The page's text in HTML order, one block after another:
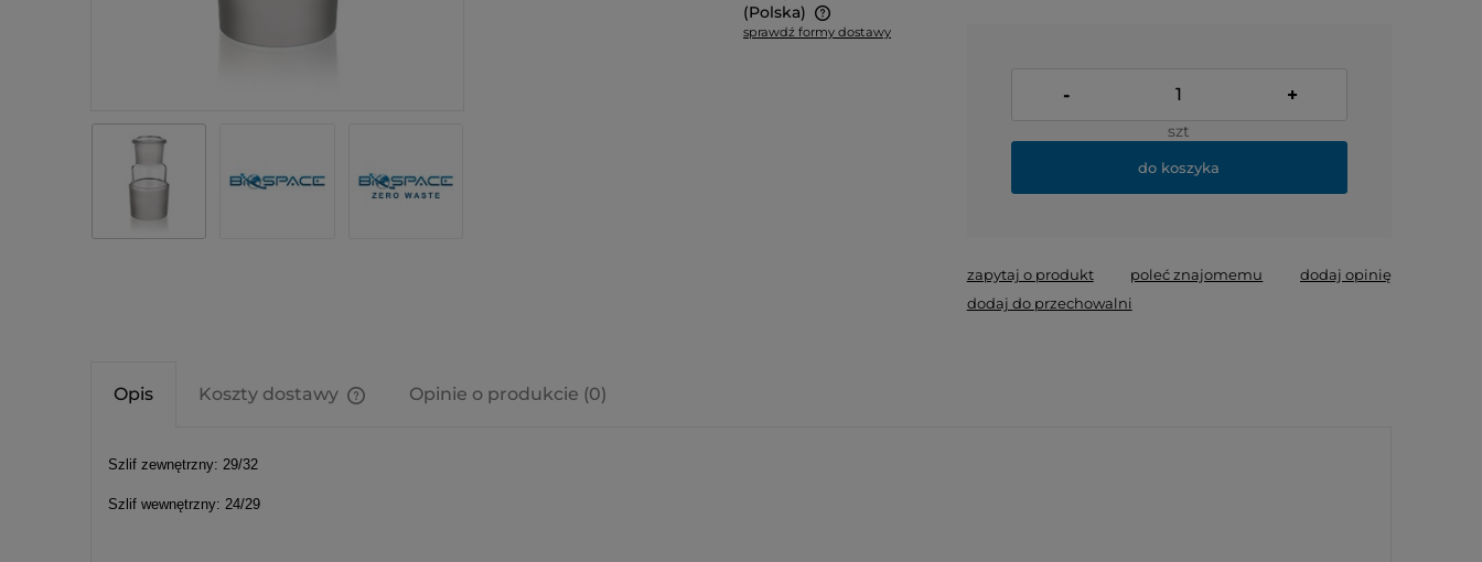
(Polska)
sprawdź formy dostawy
- +
szt
do koszyka
zapytaj o produkt poleć znajomemu
dodaj opinię
dodaj do przechowalni
Opis Koszty dostawy Opinie o produkcie (0)
Szlif zewnętrzny: 29/32
Szlif wewnętrzny: 24/29